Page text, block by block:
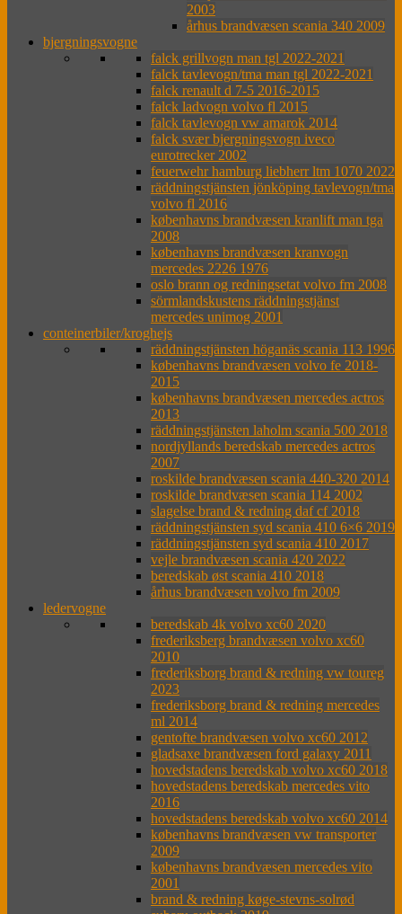
2003
århus brandvæsen scania 340 2009
bjergningsvogne
falck grillvogn man tgl 2022-2021
falck tavlevogn/tma man tgl 2022-2021
falck renault d 7-5 2016-2015
falck ladvogn volvo fl 2015
falck tavlevogn vw amarok 2014
falck svær bjergningsvogn iveco
eurotrecker 2002
feuerwehr hamburg liebherr ltm 1070 2022
räddningstjänsten jönköping tavlevogn/tma
volvo fl 2016
københavns brandvæsen kranlift man tga
2008
københavns brandvæsen kranvogn
mercedes 2226 1976
oslo brann og redningsetat volvo fm 2008
sörmlandskustens räddningstjänst
mercedes unimog 2001
conteinerbiler/kroghejs
räddningstjänsten höganäs scania 113 1996
københavns brandvæsen volvo fe 2018-
2015
københavns brandvæsen mercedes actros
2013
räddningstjänsten laholm scania 500 2018
nordjyllands beredskab mercedes actros
2007
roskilde brandvæsen scania 440-320 2014
roskilde brandvæsen scania 114 2002
slagelse brand & redning daf cf 2018
räddningstjänsten syd scania 410 6×6 2019
räddningstjänsten syd scania 410 2017
vejle brandvæsen scania 420 2022
beredskab øst scania 410 2018
århus brandvæsen volvo fm 2009
ledervogne
beredskab 4k volvo xc60 2020
frederiksberg brandvæsen volvo xc60
2010
frederiksborg brand & redning vw toureg
2023
frederiksborg brand & redning mercedes
ml 2014
gentofte brandvæsen volvo xc60 2012
gladsaxe brandvæsen ford galaxy 2011
hovedstadens beredskab volvo xc60 2018
hovedstadens beredskab mercedes vito
2016
hovedstadens beredskab volvo xc60 2014
københavns brandvæsen vw transporter
2009
københavns brandvæsen mercedes vito
2001
brand & redning køge-stevns-solrød